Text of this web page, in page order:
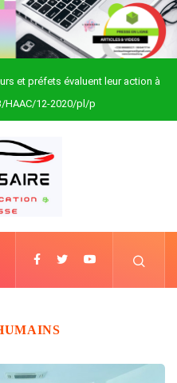
et préfets évaluent leur action à
Blitta
HAAC/12-2020/pl/p